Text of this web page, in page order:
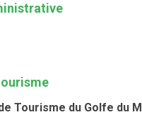
Tourisme du Golfe du